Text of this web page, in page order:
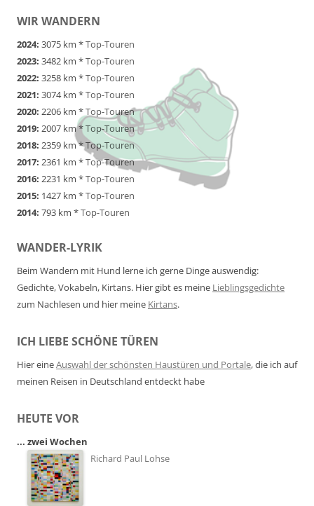
WIR WANDERN
2024: 3075 km *Top-Touren
2023: 3482 km *Top-Touren
2022: 3258 km *Top-Touren
2021: 3074 km *Top-Touren
2020: 2206 km *Top-Touren
2019: 2007 km *Top-Touren
2018: 2359 km *Top-Touren
2017: 2361 km *Top-Touren
2016: 2231 km *Top-Touren
2015: 1427 km *Top-Touren
2014: 793 km *Top-Touren
WANDER-LYRIK
Beim Wandern mit Hund lerne ich gerne Dinge auswendig:
Gedichte, Vokabeln, Kirtans. Hier gibt es meine Lieblingsgedichte
zum Nachlesen und hier meine Kirtans.
ICH LIEBE SCHÖNE TÜREN
Hier eineAuswahl der schönsten Haustüren und Portale, die ich auf
meinen Reisen in Deutschland entdeckt habe
HEUTE VOR
... zwei Wochen
Richard Paul Lohse